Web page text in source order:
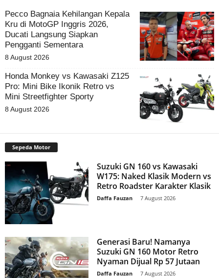
Pecco Bagnaia Kehilangan Kepala
Kru di MotoGP Inggris 2026,
Ducati Langsung Siapkan
Pengganti Sementara
8 August 2026
Honda Monkey vs Kawasaki Z125
Pro: Mini Bike Ikonik Retro vs
Mini Streetfighter Sporty
8 August 2026
Sepeda Motor
Suzuki GN 160 vs Kawasaki
W175: Naked Klasik Modern vs
Retro Roadster Karakter Klasik
Daffa Fauzan 7 August 2026
Generasi Baru! Namanya
Suzuki GN 160 Motor Retro
Nyaman Dijual Rp 57 Jutaan
Daffa Fauzan 7 August 2026